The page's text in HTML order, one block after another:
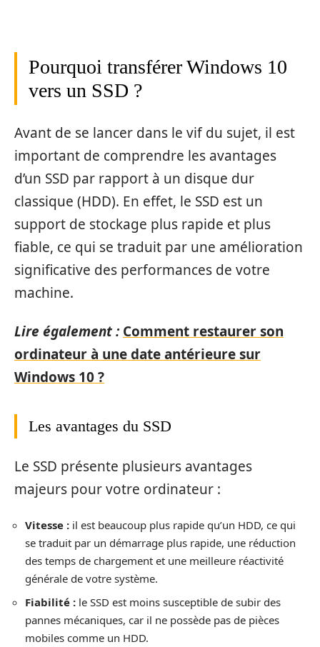
Pourquoi transférer Windows 10
vers un SSD ?
Avant de se lancer dans le vif du sujet, il est
important de comprendre les avantages
d’un SSD par rapport à un disque dur
classique (HDD). En effet, le SSD est un
support de stockage plus rapide et plus
fiable, ce qui se traduit par une amélioration
significative des performances de votre
machine.
Lire également : Comment restaurer son
ordinateur à une date antérieure sur
Windows 10 ?
Les avantages du SSD
Le SSD présente plusieurs avantages
majeurs pour votre ordinateur :
Vitesse : il est beaucoup plus rapide qu’un HDD, ce qui
se traduit par un démarrage plus rapide, une réduction
des temps de chargement et une meilleure réactivité
générale de votre système.
Fiabilité : le SSD est moins susceptible de subir des
pannes mécaniques, car il ne possède pas de pièces
mobiles comme un HDD.